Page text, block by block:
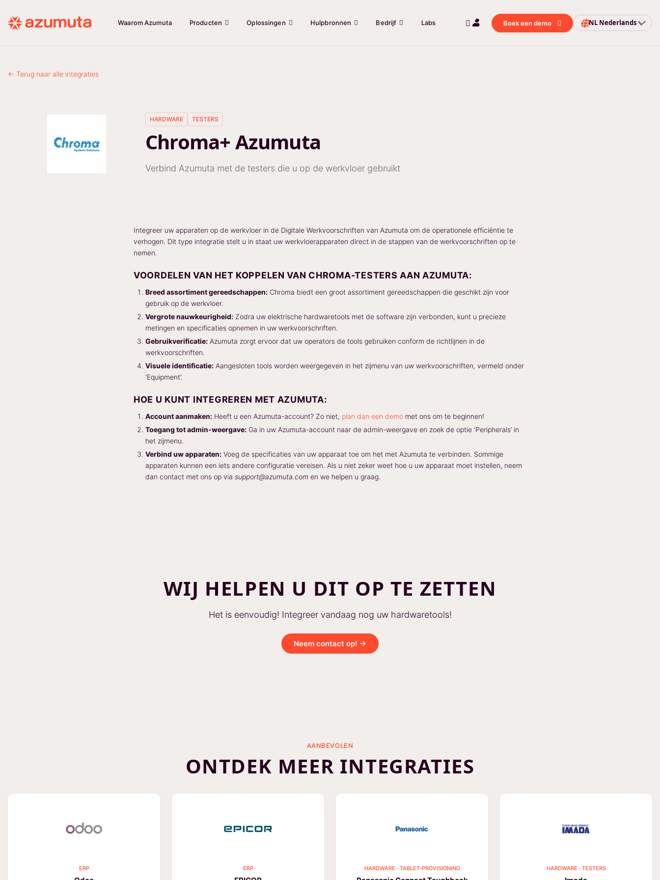
Waarom Azumuta Producten Oplossingen Hulpbronnen Bedrijf Labs Boek een demo NL Nederlands
← Terug naar alle integraties
HARDWARE TESTERS
Chroma+ Azumuta
Verbind Azumuta met de testers die u op de werkvloer gebruikt
Integreer uw apparaten op de werkvloer in de Digitale Werkvoorschriften van Azumuta om de operationele efficiëntie te
verhogen. Dit type integratie stelt u in staat uw werkvloerapparaten direct in de stappen van de werkvoorschriften op te
nemen.
VOORDELEN VAN HET KOPPELEN VAN CHROMA-TESTERS AAN AZUMUTA:
Breed assortiment gereedschappen: Chroma biedt een groot assortiment gereedschappen die geschikt zijn voor
gebruik op de werkvloer.
Vergrote nauwkeurigheid: Zodra uw elektrische hardwaretools met de software zijn verbonden, kunt u precieze
metingen en specificaties opnemen in uw werkvoorschriften.
Gebruikverificatie: Azumuta zorgt ervoor dat uw operators de tools gebruiken conform de richtlijnen in de
werkvoorschriften.
Visuele identificatie: Aangesloten tools worden weergegeven in het zijmenu van uw werkvoorschriften, vermeld onder
‘Equipment’.
HOE U KUNT INTEGREREN MET AZUMUTA:
Account aanmaken: Heeft u een Azumuta-account? Zo niet, plan dan een demo met ons om te beginnen!
Toegang tot admin-weergave: Ga in uw Azumuta-account naar de admin-weergave en zoek de optie ‘Peripherals’ in
het zijmenu.
Verbind uw apparaten: Voeg de specificaties van uw apparaat toe om het met Azumuta te verbinden. Sommige
apparaten kunnen een iets andere configuratie vereisen. Als u niet zeker weet hoe u uw apparaat moet instellen, neem
dan contact met ons op via support@azumuta.com en we helpen u graag.
WIJ HELPEN U DIT OP TE ZETTEN
Het is eenvoudig! Integreer vandaag nog uw hardwaretools!
Neem contact op! →
AANBEVOLEN
ONTDEK MEER INTEGRATIES
ERP ERP HARDWARE · TABLET-PROVISIONING HARDWARE · TESTERS